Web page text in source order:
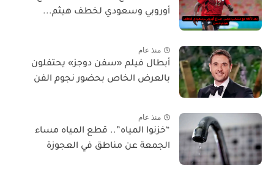
أوروبي وسعودي لخطف هيثم...
منذ عام
أبطال فيلم «سفن دوجز» يحتفلون
بالعرض الخاص بحضور نجوم الفن
منذ عام
“خزنوا المياه”.. قطع المياه مساء
الجمعة عن مناطق في العجوزة